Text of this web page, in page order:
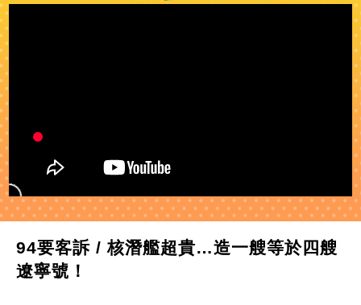
94要客訴 / 核潛艦超貴…造一艘等於四艘
遼寧號！